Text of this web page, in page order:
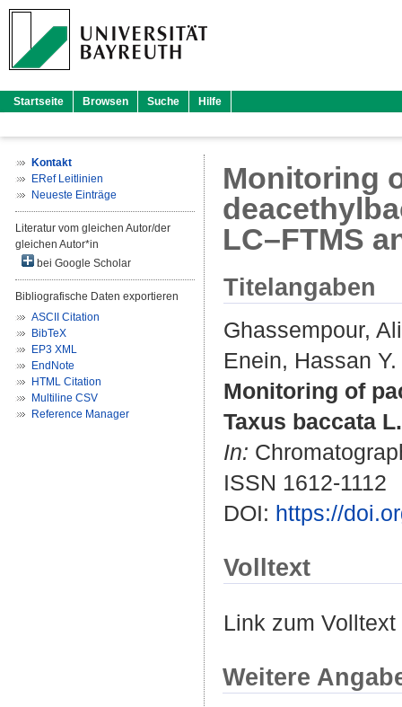
Startseite Browsen Suche Hilfe
Kontakt
ERef Leitlinien
Neueste Einträge
Literatur vom gleichen Autor/der
gleichen Autor*in
bei Google Scholar
Bibliografische Daten exportieren
ASCII Citation
BibTeX
EP3 XML
EndNote
HTML Citation
Multiline CSV
Reference Manager
Monitoring
LC–FTMS
Titelangaben
Ghassempour,
Enein, Hassan Y.
Monitoring of
Taxus baccata
In:
ISSN 1612-1112
DOI: https://
Volltext
Link zum
Weitere